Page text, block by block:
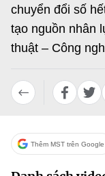
Năng lượng
Tin tổng hợp
Tin địa phương
Chuyển đổi số
Bưu chính,
Sở hữu trí tuệ
Năng lượng
Khác
Videos
Ảnh
Nhiệm vụ trọng
chuyển đổi số
tạo nguồn nhân
thuật – Công
Thêm MST trên Google